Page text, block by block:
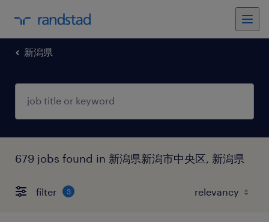
新潟県
679 jobs found in 新潟県新潟市中央区, 新潟県
filter 3